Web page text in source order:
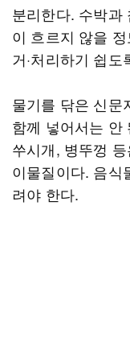
분리한다. 수박과
이 흐르지 않을
거·처리하기 쉽
물기를 닦은 신문
함께 넣어서는 안
쑤시개, 병뚜껑
이물질이다. 음식
려야 한다.